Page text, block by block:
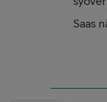
Saas